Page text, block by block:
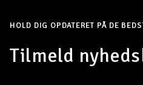
HOLD DIG OPDATERET PÅ DE
Tilmeld